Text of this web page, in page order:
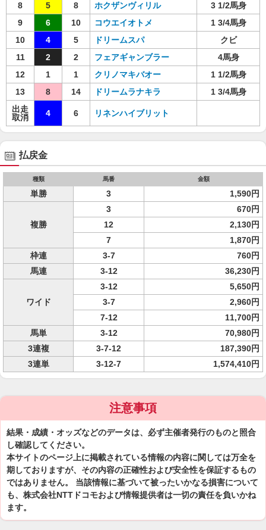
8
5 8 ホクザンヴィリル
3 1/2馬身
9
6 10 コウエイオトメ
1 3/4馬身
10
4 5 ドリームスパ
クビ
11
2 2 フェアギャンブラー
4馬身
12
1 1 クリノマキバオー
1 1/2馬身
13
8 14 ドリームラナキラ
1 3/4馬身
出走
取消
4 6 リネンハイブリット
払戻金
種類 馬番 金額
単勝 3 1,590円
複勝
3
670円
12
2,130円
7
1,870円
枠連
3-7
760円
馬連
3-12 36,230円
ワイド
3-12
5,650円
3-7
2,960円
7-12
11,700円
馬単
3-12
70,980円
3連複
3-7-12
187,390円
3連単
3-12-7 1,574,410円
注意事項
結果・成績・オッズなどのデータは、必ず主催者発行のものと照合
し確認してください。
本サイトのページ上に掲載されている情報の内容に関しては万全を
期しておりますが、その内容の正確性および安全性を保証するもの
ではありません。 当該情報に基づいて被ったいかなる損害について
も、株式会社NTTドコモおよび情報提供者は一切の責任を負いかね
ます。